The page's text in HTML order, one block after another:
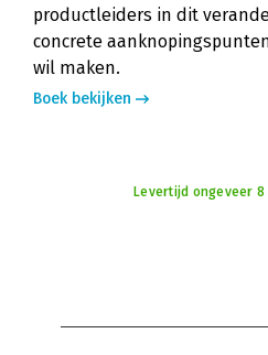
productleiders in dit
concrete
wil maken.
Boek bekijken
Levertijd ongeveer